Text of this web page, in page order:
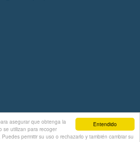
Entendido
asegurar que obtenga la
se utilizan para recoger
permitir su uso o rechazarlo y también cambiar su
ActualidadSims.com